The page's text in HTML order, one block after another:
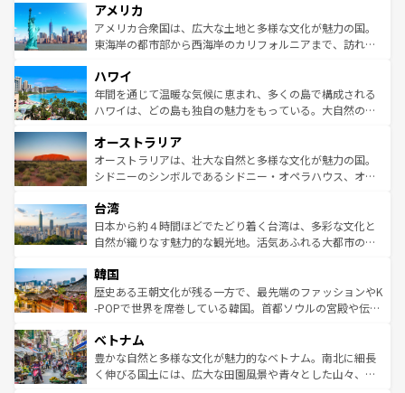
ンツ一覧を参照してほしい。
の建物がそのまま残る町や、スイスならではのユニークな
博物館もあり、アルプス観光だけでなく町歩きも満喫する
ことができる。国民の所得が高いため物価も高いが、旅行
ば市内交通費無料で観光を楽しむこともできる。 なお、新
着のスイス情報はコンテンツ一覧 を参照してほしい。
アメリカ
アメリカ合衆国は、広大な土地と多様な文化が魅力の国。
東海岸の都市部から西海岸のカリフォルニアまで、訪れる
のような巨大都市は、観光、ショッピング、エンターテイ
ンメントが詰まった刺激的なスポットだ。一方、アメリカ
西部には大自然が広がり、グランドキャニオンやイエロー
部のニューオーリンズでは、音楽と美食が融合した独特の
文化が魅力。旅行者はアメリカの各地域で異なる魅力を楽
しみながら、その多様性と豊かな歴史を感じることができ
ならではの贅沢な旅のスタイルだ。 なお、新着のアメリカ
情報はコンテンツ一覧を参照してほしい。
ハワイ
年間を通じて温暖な気候に恵まれ、多くの島で構成される
ハワイは、どの島も独自の魅力をもっている。大自然の神
ワイ島は見逃せない。また、定番の観光地といえばオアフ
島だが、静かな自然を求めるならマウイ島やカウアイ島が
おすすめ。エメラルドグリーンに輝く海をはじめ、豊かな
れるおもてなしの心で訪れる人々を迎えてくれるハワイの
人々、おいしいローカルフードやハワイアンミュージッ
ク、伝統的なフラダンスなど、すべてがハワイの魅力を彩
ワイを、存分に味わってほしい。 なお、新着のハワイ情報
はコンテンツ一覧を参照してほしい。
オーストラリア
オーストラリアは、壮大な自然と多様な文化が魅力の国。
シドニーのシンボルであるシドニー・オペラハウス、オー
リアリーフや大陸中央部にそびえるウルル（エアーズロッ
ク）、タスマニアの美しい原生林やケアンズの熱帯雨林な
ど、見どころがたくさん。また、カフェやワイン、オージ
いる。アクティビティも充実しており、サーフィンやダイ
ビング、ハイキングなど、アウトドア好きにはたまらな
い。オーストラリアの多彩な魅力を存分に味わいつくそ
参照してほしい。
台湾
日本から約４時間ほどでたどり着く台湾は、多彩な文化と
自然が織りなす魅力的な観光地。活気あふれる大都市の台
ン）、静ひつな山岳地帯である台湾東部など、都市の喧騒
と山間の静けさが共存しており、訪れる人に新しい発見と
驚きをもたらしてくれる。また、奥深い台湾の食文化も魅
容にもいいと評判のスイーツなど、バラエティ豊かな料理
が味わえる。 なお、新着の台湾情報は コンテンツ一覧を参
照してほしい。
韓国
歴史ある王朝文化が残る一方で、最先端のファッションやK
-POPで世界を席巻している韓国。首都ソウルの宮殿や伝統
き、地方に足を延ばせば四季折々の自然美を楽しむことが
できる。そして、キムチや焼肉、絶品のストリートフード
まで、さまざまな韓国料理が待っている。夜には、韓国な
ベトナム
豊かな自然と多様な文化が魅力的なベトナム。南北に細長
く伸びる国土には、広大な田園風景や青々とした山々、世